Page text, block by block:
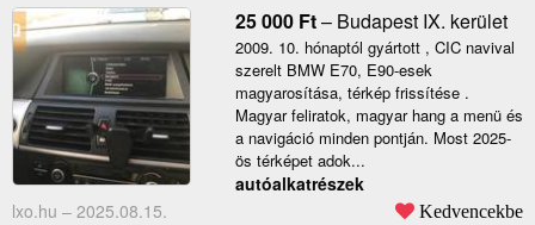
25 000 Ft– Budapest IX. kerület
2009. 10. hónaptól gyártott , CIC navival
szerelt BMW E70, E90-esek
magyarosítása, térkép frissítése .
Magyar feliratok, magyar hang a menü és
a navigáció minden pontján. Most 2025-
ös térképet adok...
autóalkatrészek
lxo.hu – 2025.08.15. Kedvencekbe